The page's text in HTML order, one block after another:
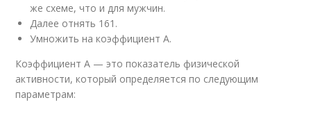
же схеме, что и для мужчин.
Далее отнять 161.
Умножить на коэффициент А.
Коэффициент А — это показатель физической
активности, который определяется по следующим
параметрам: